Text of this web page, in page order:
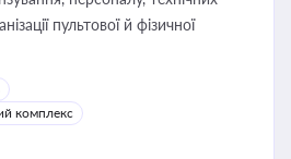
пультової й фізичної
комплекс